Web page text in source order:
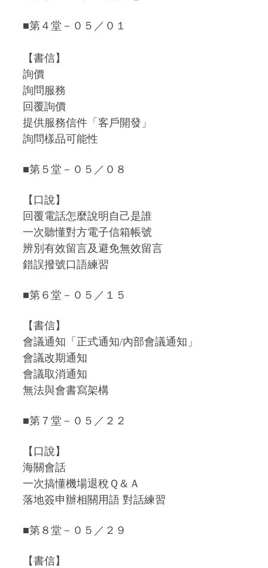
■第４堂－０５／０１
【書信】
詢價
詢問服務
回覆詢價
提供服務信件「客戶開發」
詢問樣品可能性
■第５堂－０５／０８
【口說】
回覆電話怎麼說明自己是誰
一次聽懂對方電子信箱帳號
辨別有效留言及避免無效留言
錯誤撥號口語練習
■第６堂－０５／１５
【書信】
會議通知「正式通知/內部會議通知」
會議改期通知
會議取消通知
無法與會書寫架構
■第７堂－０５／２２
【口說】
海關會話
一次搞懂機場退稅Ｑ＆Ａ
落地簽申辦相關用語 對話練習
■第８堂－０５／２９
【書信】